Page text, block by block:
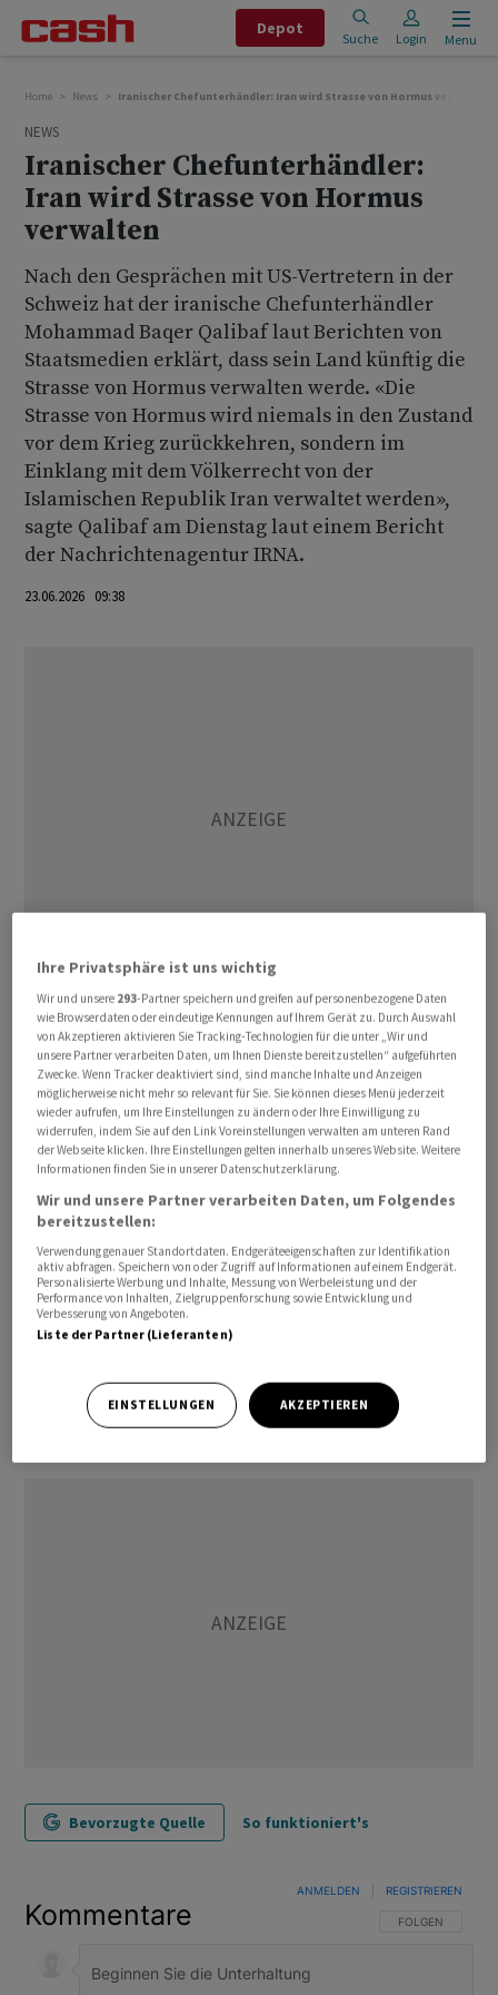
Depot
Suche Login Menu
Home News Iranischer Chefunterhändler: Iran wird Strasse von Hormus verwalten
NEWS
Iranischer Chefunterhändler:
Iran wird Strasse von Hormus
verwalten
Nach den Gesprächen mit US-Vertretern in der
Schweiz hat der iranische Chefunterhändler
Mohammad Baqer Qalibaf laut Berichten von
Staatsmedien erklärt, dass sein Land künftig die
Strasse von Hormus verwalten werde. «Die
Strasse von Hormus wird niemals in den Zustand
vor dem Krieg zurückkehren, sondern im
Einklang mit dem Völkerrecht von der
Islamischen Republik Iran verwaltet werden»,
sagte Qalibaf am Dienstag laut einem Bericht
der Nachrichtenagentur IRNA.
23.06.2026 09:38
Qalibaf äusserte sich den Angaben zufolge nach seiner
Rückkehr aus der Schweiz, wo im Luxusresort
Bürgenstock Verhandlungen mit Vertretern
Washingtons stattfanden. Die US-Delegation wurde
dabei von Vizepräsident JD Vance angeführt, die
iranische Delegation von Qalibaf.
Die USA und der Iran einigten sich auf einen Fahrplan für
ein Friedensabkommen in der Region. Dieser soll nach
Angaben der als Vermittler agierenden Staaten Katar
und Pakistan binnen 60 Tagen zu einer endgültigen
Vereinbarung führen.
Bevorzugte Quelle So funktioniert's
Kommentare FOLGE DIESER
FOLGEN
ANMELDEN REGISTRIEREN
Ihre Privatsphäre ist uns wichtig
Wir und unsere 293-Partner speichern und greifen auf personenbezogene Daten
wie Browserdaten oder eindeutige Kennungen auf Ihrem Gerät zu. Durch Auswahl
von Akzeptieren aktivieren Sie Tracking-Technologien für die unter „Wir und
unsere Partner verarbeiten Daten, um Ihnen Dienste bereitzustellen“ aufgeführten
Zwecke. Wenn Tracker deaktiviert sind, sind manche Inhalte und Anzeigen
möglicherweise nicht mehr so relevant für Sie. Sie können dieses Menü jederzeit
wieder aufrufen, um Ihre Einstellungen zu ändern oder Ihre Einwilligung zu
widerrufen, indem Sie auf den Link Voreinstellungen verwalten am unteren Rand
der Webseite klicken. Ihre Einstellungen gelten innerhalb unseres Website. Weitere
Informationen finden Sie in unserer Datenschutzerklärung.
Wir und unsere Partner verarbeiten Daten, um Folgendes
bereitzustellen:
Verwendung genauer Standortdaten. Endgeräteeigenschaften zur Identifikation
aktiv abfragen. Speichern von oder Zugriff auf Informationen auf einem Endgerät.
Personalisierte Werbung und Inhalte, Messung von Werbeleistung und der
Performance von Inhalten, Zielgruppenforschung sowie Entwicklung und
Verbesserung von Angeboten.
Liste der Partner (Lieferanten)
EINSTELLUNGEN AKZEPTIEREN